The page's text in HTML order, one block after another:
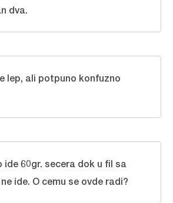
dva.
lep, ali potpuno konfuzno
ide 60gr. secera dok u fil sa
ide. O cemu se ovde radi?